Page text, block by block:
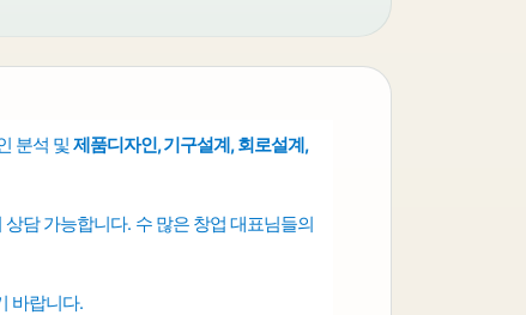
분석 및 제품디자인, 기구설계, 회로설계,
상담 가능합니다. 수 많은 창업 대표님들의
바랍니다.